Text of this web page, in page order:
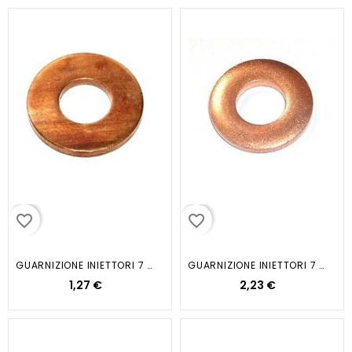
favorite_border
GUARNIZIONE INIETTORI 7 2 X 16 X...
1,27 €
favorite_border
GUARNIZIONE INIETTORI 7 1X15X1...
2,23 €